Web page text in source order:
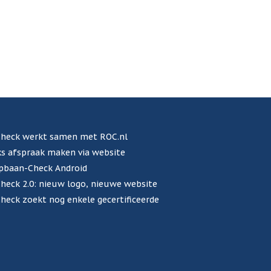
werkt samen met ROC.nl
afspraak maken via website
Check Android
2.0: nieuw logo, nieuwe website
zoekt nog enkele gecertificeerde